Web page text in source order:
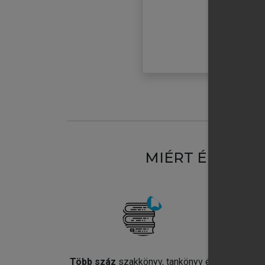
MIÉRT
Több száz szakkönyv, tankönyv és